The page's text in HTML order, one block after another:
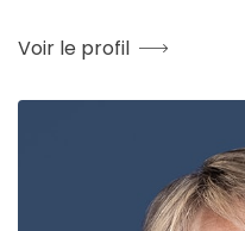
Voir le profil